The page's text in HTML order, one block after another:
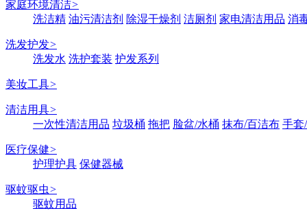
家庭环境清洁>
洗洁精 油污清洁剂 除湿干燥剂 洁厕剂 家电清洁用品 消
洗发护发>
洗发水 洗护套装 护发系列
美妆工具>
清洁用具>
一次性清洁用品 垃圾桶 拖把 脸盆/水桶 抹布/百洁布 手套
医疗保健>
护理护具 保健器械
驱蚊驱虫>
驱蚊用品